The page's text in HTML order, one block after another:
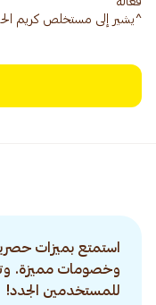
^يشير إلى مستخلص كريم
استمتع بميزات
وخصومات مميزة.
للمستخدمين الجدد!